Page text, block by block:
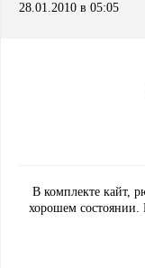
28.01.2010 в 05:05
В комплекте кайт,
хорошем